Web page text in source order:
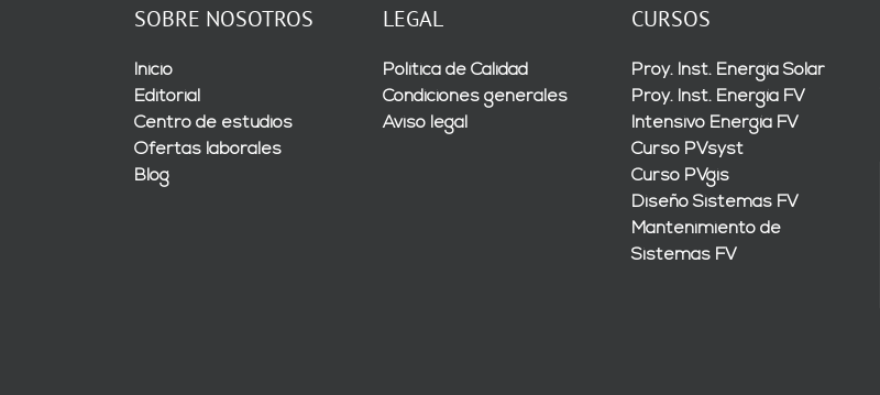
SOBRE NOSOTROS
Inicio
Editorial
Centro de estudios
Ofertas laborales
Blog
LEGAL
Política de Calidad
Condiciones generales
Aviso legal
CURSOS
Proy. Inst. Energía Solar
Proy. Inst. Energía FV
Intensivo Energía FV
Curso PVsyst
Curso PVgis
Diseño Sistemas FV
Mantenimiento de
Sistemas FV